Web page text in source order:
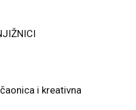
i kreativna